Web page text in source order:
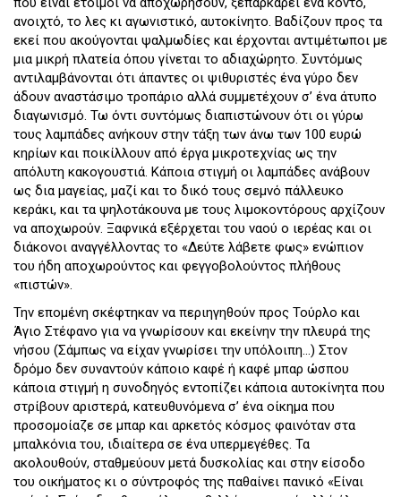
ανοιχτό, το λες κι αγωνιστικό, αυτοκίνητο. Βαδίζουν προς τα
εκεί που ακούγονται ψαλμωδίες και έρχονται αντιμέτωποι με
μια μικρή πλατεία όπου γίνεται το αδιαχώρητο. Συντόμως
αντιλαμβάνονται ότι άπαντες οι ψιθυριστές ένα γύρο δεν
άδουν αναστάσιμο τροπάριο αλλά συμμετέχουν σ’ ένα άτυπο
διαγωνισμό. Τω όντι συντόμως διαπιστώνουν ότι οι γύρω
τους λαμπάδες ανήκουν στην τάξη των άνω των 100 ευρώ
κηρίων και ποικίλλουν από έργα μικροτεχνίας ως την
απόλυτη κακογουστιά. Κάποια στιγμή οι λαμπάδες ανάβουν
ως δια μαγείας, μαζί και το δικό τους σεμνό πάλλευκο
κεράκι, και τα ψηλοτάκουνα με τους λιμοκοντόρους αρχίζουν
να αποχωρούν. Ξαφνικά εξέρχεται του ναού ο ιερέας και οι
διάκονοι αναγγέλλοντας το «Δεύτε λάβετε φως» ενώπιον
του ήδη αποχωρούντος και φεγγοβολούντος πλήθους
«πιστών».
Την επομένη σκέφτηκαν να περιηγηθούν προς Τούρλο και
Άγιο Στέφανο για να γνωρίσουν και εκείνην την πλευρά της
νήσου (Σάμπως να είχαν γνωρίσει την υπόλοιπη…) Στον
δρόμο δεν συναντούν κάποιο καφέ ή καφέ μπαρ ώσπου
κάποια στιγμή η συνοδηγός εντοπίζει κάποια αυτοκίνητα που
στρίβουν αριστερά, κατευθυνόμενα σ’ ένα οίκημα που
προσομοίαζε σε μπαρ και αρκετός κόσμος φαινόταν στα
μπαλκόνια του, ιδιαίτερα σε ένα υπερμεγέθες. Τα
ακολουθούν, σταθμεύουν μετά δυσκολίας και στην είσοδο
του οικήματος κι ο σύντροφός της παθαίνει πανικό «Είναι